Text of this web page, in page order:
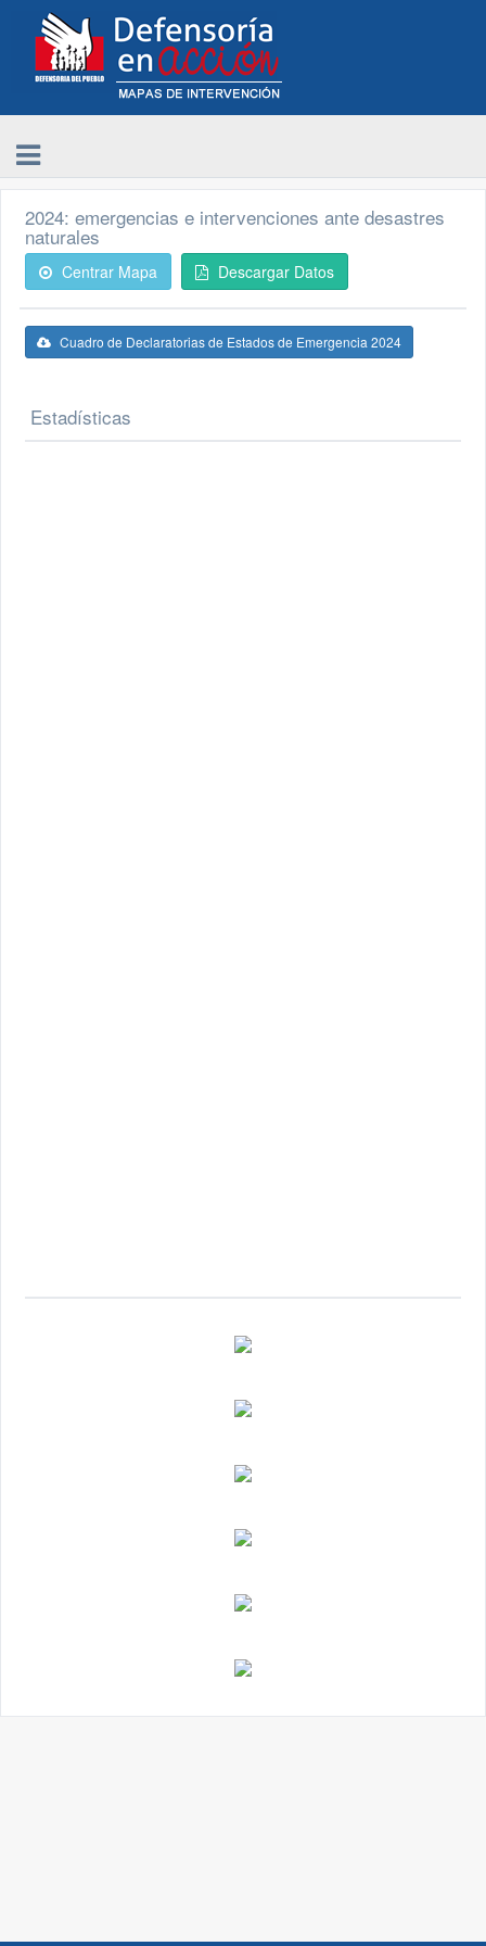
2024: emergencias e intervenciones ante desastres
naturales
Centrar Mapa Descargar Datos
Cuadro de Declaratorias de Estados de Emergencia 2024
Estadísticas